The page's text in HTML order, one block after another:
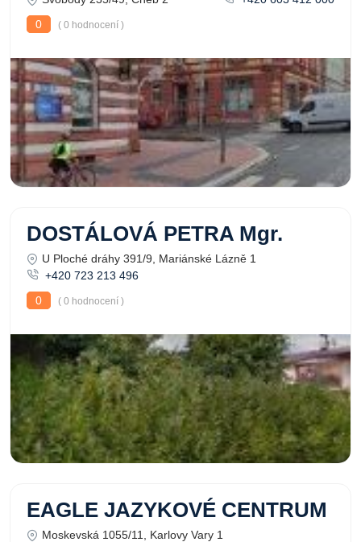
0
( 0 hodnocení )
DOSTÁLOVÁ PETRA Mgr.
U Ploché dráhy 391/9, Mariánské Lázně 1
+420 723 213 496
0
( 0 hodnocení )
EAGLE JAZYKOVÉ CENTRUM
Moskevská 1055/11, Karlovy Vary 1